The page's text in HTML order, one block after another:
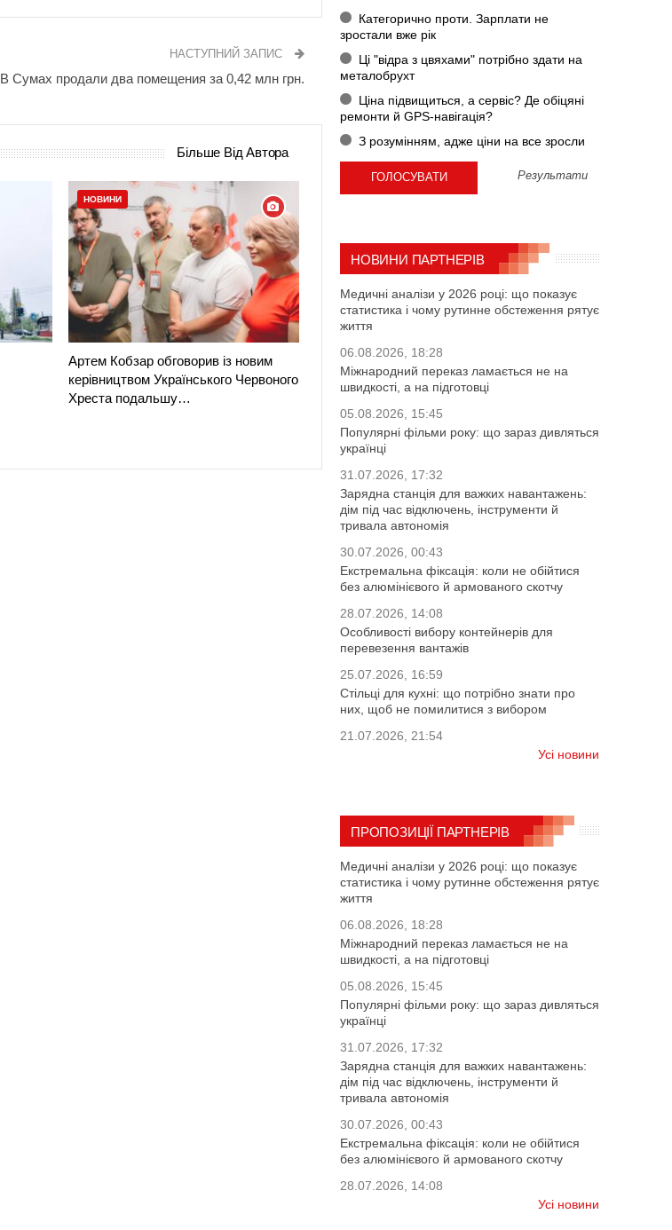
НАСТУПНИЙ ЗАПИС
В Сумах продали два помещения за 0,42 млн грн.
Більше Від Автора
НОВИНИ
Артем Кобзар обговорив із новим
керівництвом Українського Червоного
Хреста подальшу…
Категорично проти. Зарплати не
зростали вже рік
Ці "відра з цвяхами" потрібно здати на
металобрухт
Ціна підвищиться, а сервіс? Де обіцяні
ремонти й GPS-навігація?
З розумінням, адже ціни на все зросли
Результати
НОВИНИ ПАРТНЕРІВ
Медичні аналізи у 2026 році: що показує
статистика і чому рутинне обстеження рятує
життя
06.08.2026, 18:28
Міжнародний переказ ламається не на
швидкості, а на підготовці
05.08.2026, 15:45
Популярні фільми року: що зараз дивляться
українці
31.07.2026, 17:32
Зарядна станція для важких навантажень:
дім під час відключень, інструменти й
тривала автономія
30.07.2026, 00:43
Екстремальна фіксація: коли не обійтися
без алюмінієвого й армованого скотчу
28.07.2026, 14:08
Особливості вибору контейнерів для
перевезення вантажів
25.07.2026, 16:59
Стільці для кухні: що потрібно знати про
них, щоб не помилитися з вибором
21.07.2026, 21:54
Усі новини
ПРОПОЗИЦІЇ ПАРТНЕРІВ
Медичні аналізи у 2026 році: що показує
статистика і чому рутинне обстеження рятує
життя
06.08.2026, 18:28
Міжнародний переказ ламається не на
швидкості, а на підготовці
05.08.2026, 15:45
Популярні фільми року: що зараз дивляться
українці
31.07.2026, 17:32
Зарядна станція для важких навантажень:
дім під час відключень, інструменти й
тривала автономія
30.07.2026, 00:43
Екстремальна фіксація: коли не обійтися
без алюмінієвого й армованого скотчу
28.07.2026, 14:08
Усі новини